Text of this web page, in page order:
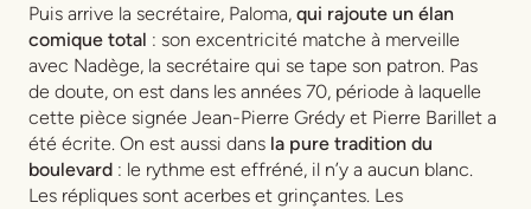
Puis arrive la secrétaire, Paloma, qui rajoute un élan
comique total : son excentricité matche à merveille
avec Nadège, la secrétaire qui se tape son patron. Pas
de doute, on est dans les années 70, période à laquelle
cette pièce signée Jean-Pierre Grédy et Pierre Barillet a
été écrite. On est aussi dans la pure tradition du
boulevard : le rythme est effréné, il n’y a aucun blanc.
Les répliques sont acerbes et grinçantes. Les